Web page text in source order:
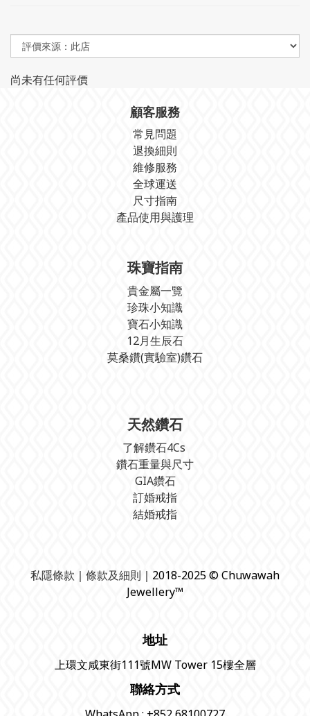
尚未有任何評價
顧客服務
常見問題
退換細則
維修服務
全球運送
尺寸指南
產品使用與護理
珠寶指南
貴金屬一覽
珍珠小知識
寶石小知識
12月生辰石
莫桑鑽(實驗室)鑽石
天然鑽石
了解鑽石4Cs
鑽石重量與尺寸
GIA鑽石
訂婚戒指
結婚戒指
私隱條款 ｜ 條款及細則 ｜2018-2025 © Chuwawah
Jewellery™
地址
上環文咸東街111號MW Tower 15樓全層
聯絡方式